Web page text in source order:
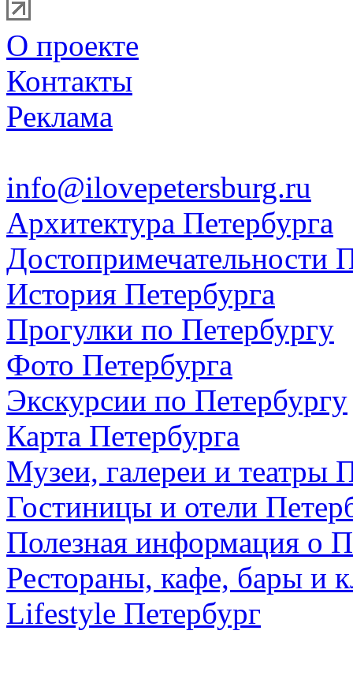
О проекте
Контакты
Реклама
info@ilovepetersburg.ru
Архитектура Петербурга
Достопримечательности
История Петербурга
Прогулки по Петербургу
Фото Петербурга
Экскурсии по Петербургу
Карта Петербурга
Музеи, галереи и театры
Гостиницы и отели
Полезная информация о
Рестораны, кафе, бары и
Lifestyle Петербург